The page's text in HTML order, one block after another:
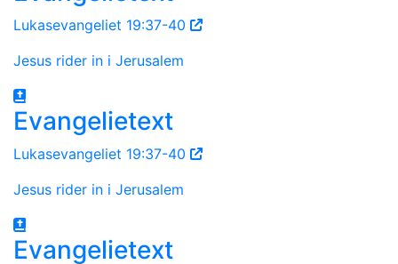
Lukasevangeliet 19:37-40
Jesus rider in i Jerusalem
Evangelietext
Lukasevangeliet 19:37-40
Jesus rider in i Jerusalem
Evangelietext